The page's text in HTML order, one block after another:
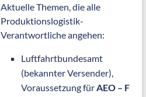
Aktuelle Themen, die alle
Produktionslogistik-
Verantwortliche angehen:
Luftfahrtbundesamt
(bekannter Versender),
Voraussetzung fürAEO – F